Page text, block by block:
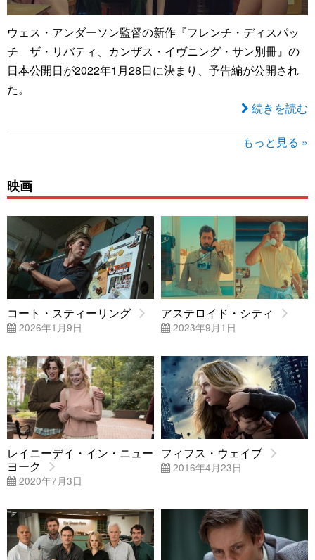
ウェス・アンダーソン監督の新作『フレンチ・ディスパッ
チ ザ・リバティ、カンザス・イヴニング・サン別冊』の
日本公開日が2022年1月28日に決まり、予告編が公開され
た。
続きを読む
もっと見る »
映画
コート・スティーリング
2026年1月9日
アステロイド・シティ
2023年9月1日
レイニーデイ・イン・ニュー
ヨーク
2020年7月3日
フィフス・ウェイブ
2016年4月23日